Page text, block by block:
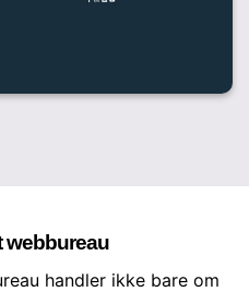
webbureau
handler ikke bare om